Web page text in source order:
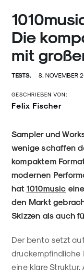
Die
mit
TESTS. 8. NOVEMBER
GESCHRIEBEN VON:
Felix Fischer
Sampler und
wenige schaffen
kompaktem
modernen
hat 1010music
den Markt
Skizzen als auch
Der bento setzt
druckempfindliche
eine klare